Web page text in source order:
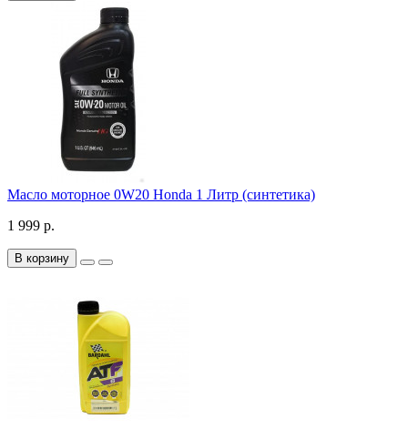
Масло моторное 0W20 Honda 1 Литр (синтетика)
1 999 р.
В корзину